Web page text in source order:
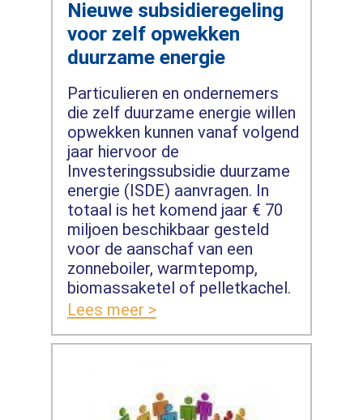
Nieuwe subsidieregeling
voor zelf opwekken
duurzame energie
Particulieren en ondernemers
die zelf duurzame energie willen
opwekken kunnen vanaf volgend
jaar hiervoor de
Investeringssubsidie duurzame
energie (ISDE) aanvragen. In
totaal is het komend jaar € 70
miljoen beschikbaar gesteld
voor de aanschaf van een
zonneboiler, warmtepomp,
biomassaketel of pelletkachel.
Lees meer >